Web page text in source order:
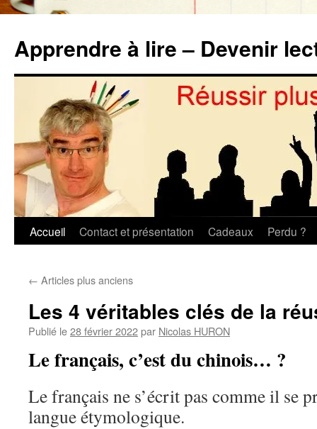
contenu
Apprendre à lire – Devenir
Accueil Contact et présentation Cadeaux Perdu ?
← Articles plus anciens
Les 4 véritables clés de la
Publié le28 février 2022par Nicolas HURON
Le français, c’est du chinois… ?
Le français ne s’écrit pas comme il se
langue étymologique.